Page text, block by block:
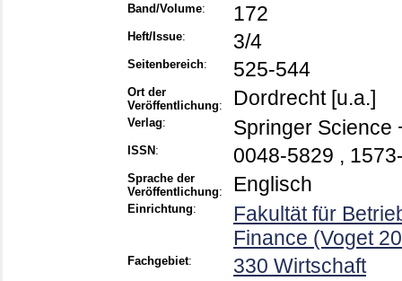
Band/Volume: 172
Heft/Issue: 3/4
Seitenbereich: 525-544
Ort der
Veröffentlichung: Dordrecht [u.a.]
Verlag: Springer Science
ISSN : 0048-5829 ,
Sprache der
Veröffentlichung: Englisch
Einrichtung:
Fakultät für
Finance (Voget
Fachgebiet: 330 Wirtschaft